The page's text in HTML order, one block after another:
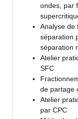
ondes, par
Analyse de
séparation
séparation
Atelier
SFC
de partage
Atelier
par CPC